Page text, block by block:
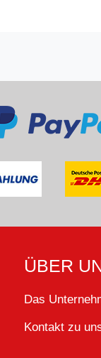
ÜBER
Das
Kontakt zu